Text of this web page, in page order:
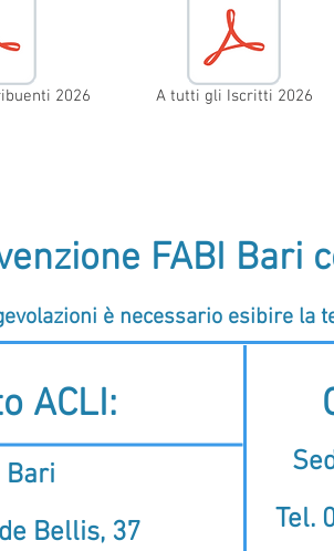
2026 A tutti gli Iscritti 2026
FABI Bari
è necessario esibire la
Bari
Bellis, 37
Tel.
ACLI: